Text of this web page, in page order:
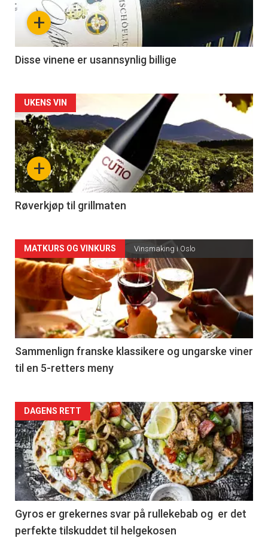
nå
3
+
Disse vinene er usannsynlig billige
Forsiden
akkurat
nå
-
4
+
UKENS VIN
Røverkjøp til grillmaten
Forsiden
akkurat
nå
-
5
MATKURS OG VINKURS Vinsmaking i Oslo
Sammenlign franske klassikere og ungarske viner
til en 5-retters meny
Forsiden
akkurat
nå
-
6
DAGENS RETT
Gyros er grekernes svar på rullekebab og er det
perfekte tilskuddet til helgekosen